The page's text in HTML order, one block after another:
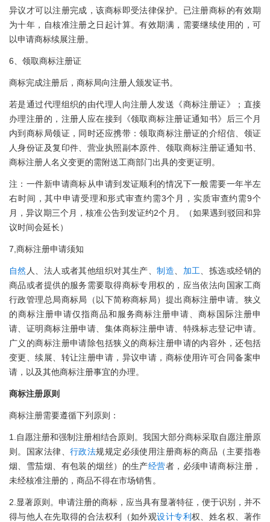
异议才可以注册完成，该商标即受法律保护。已注册商标的有效期
为十年，自核准注册之日起计算。有效期满，需要继续使用的，可
以申请商标续展注册。
6、领取商标注册证
商标完成注册后，商标局向注册人颁发证书。
若是通过代理组织的由代理人向注册人发送《商标注册证》；直接
办理注册的，注册人应在接到《领取商标注册证通知书》后三个月
内到商标局领证，同时还应携带：领取商标注册证的介绍信、领证
人身份证及复印件、营业执照副本原件、领取商标注册证通知书、
商标注册人名义变更的需附送工商部门出具的变更证明。
注：一件新申请商标从申请到发证顺利的情况下一般需要一年半左
右时间，其中申请受理和形式审查约需3个月，实质审查约需9个
月，异议期三个月，核准公告到发证约2个月。（如果遇到驳回和异
议时间会延长）
7,商标注册申请须知
自然 人、法人或者其他组织对其生产、制造 加工 、拣选或经销的
商品或者提供的服务需要取得商标专用权的，应当依法向国家工商
行政管理总局商标局（以下简称商标局）提出商标注册申请。狭义
的商标注册申请仅指商品和服务商标注册申请、商标国际注册申
请、证明商标注册申请、集体商标注册申请、特殊标志登记申请。
广义的商标注册申请除包括狭义的商标注册申请的内容外，还包括
变更、续展、转让注册申请，异议申请，商标使用许可合同备案申
请，以及其他商标注册事宜的办理。
商标注册原则
商标注册需要遵循下列原则：
1.自愿注册和强制注册相结合原则。我国大部分商标采取自愿注册原
则。国家法律、 行政法规规定必须使用注册商标的商品（主要指卷
烟、雪茄烟、有包装的烟丝）的生产经营者，必须申请商标注册，
未经核准注册的，商品不得在市场销售。
2.显著原则。申请注册的商标，应当具有显著特征，便于识别，并不
得与他人在先取得的合法权利（如外观设计专利权、姓名权、著作